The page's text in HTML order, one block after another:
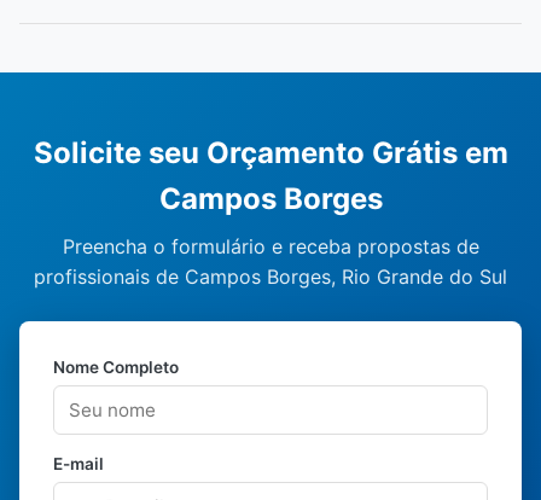
Solicite seu Orçamento Grátis em
Campos Borges
Preencha o formulário e receba propostas de
profissionais de Campos Borges, Rio Grande do Sul
Nome Completo
E-mail